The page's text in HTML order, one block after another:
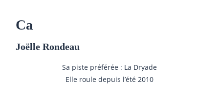
Ca
Joëlle Rondeau
Sa piste préférée : La Dryade
Elle roule depuis l’été 2010